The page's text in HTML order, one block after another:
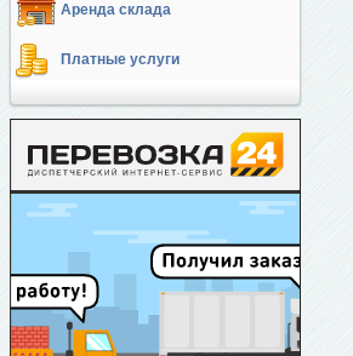
Аренда склада
Платные услуги